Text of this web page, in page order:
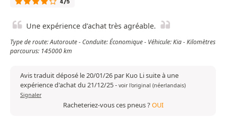
4/5
Une expérience d’achat très agréable.
Type de route: Autoroute - Conduite: Économique - Véhicule: Kia - Kilomètres
parcourus: 145000 km
Avis traduit déposé le 20/01/26 par Kuo Li suite à une
expérience d'achat du 21/12/25- voir l'original (néerlandais)
Signaler
Racheteriez-vous ces pneus ?OUI